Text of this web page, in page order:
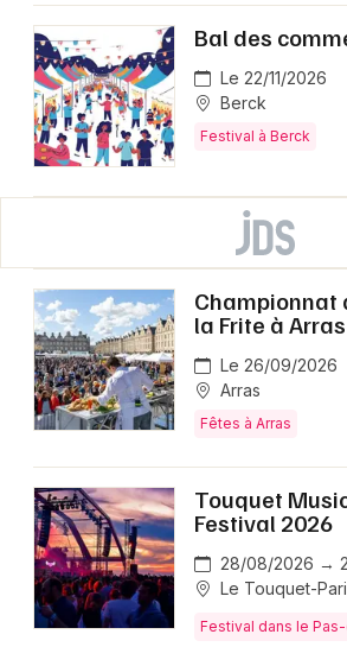
Bal des
Le 22/11/2026
Berck
Festival à Berck
Championnat
la Frite à
Le 26/09/2026
Arras
Fêtes à Arras
Touquet
Festival 2026
28/08/2026 →
Le Touquet-
Festival dans le